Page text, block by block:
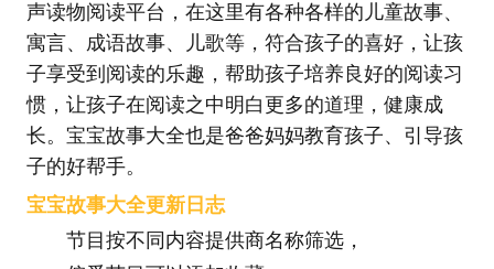
声读物阅读平台，在这里有各种各样的儿童故事、
寓言、成语故事、儿歌等，符合孩子的喜好，让孩
子享受到阅读的乐趣，帮助孩子培养良好的阅读习
惯，让孩子在阅读之中明白更多的道理，健康成
长。宝宝故事大全也是爸爸妈妈教育孩子、引导孩
子的好帮手。
宝宝故事大全更新日志
节目按不同内容提供商名称筛选，